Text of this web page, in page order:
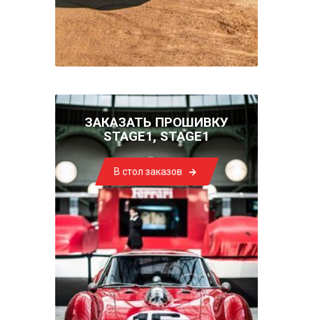
ЗАКАЗАТЬ ПРОШИВКУ
STAGE1, STAGE1
В стол заказов